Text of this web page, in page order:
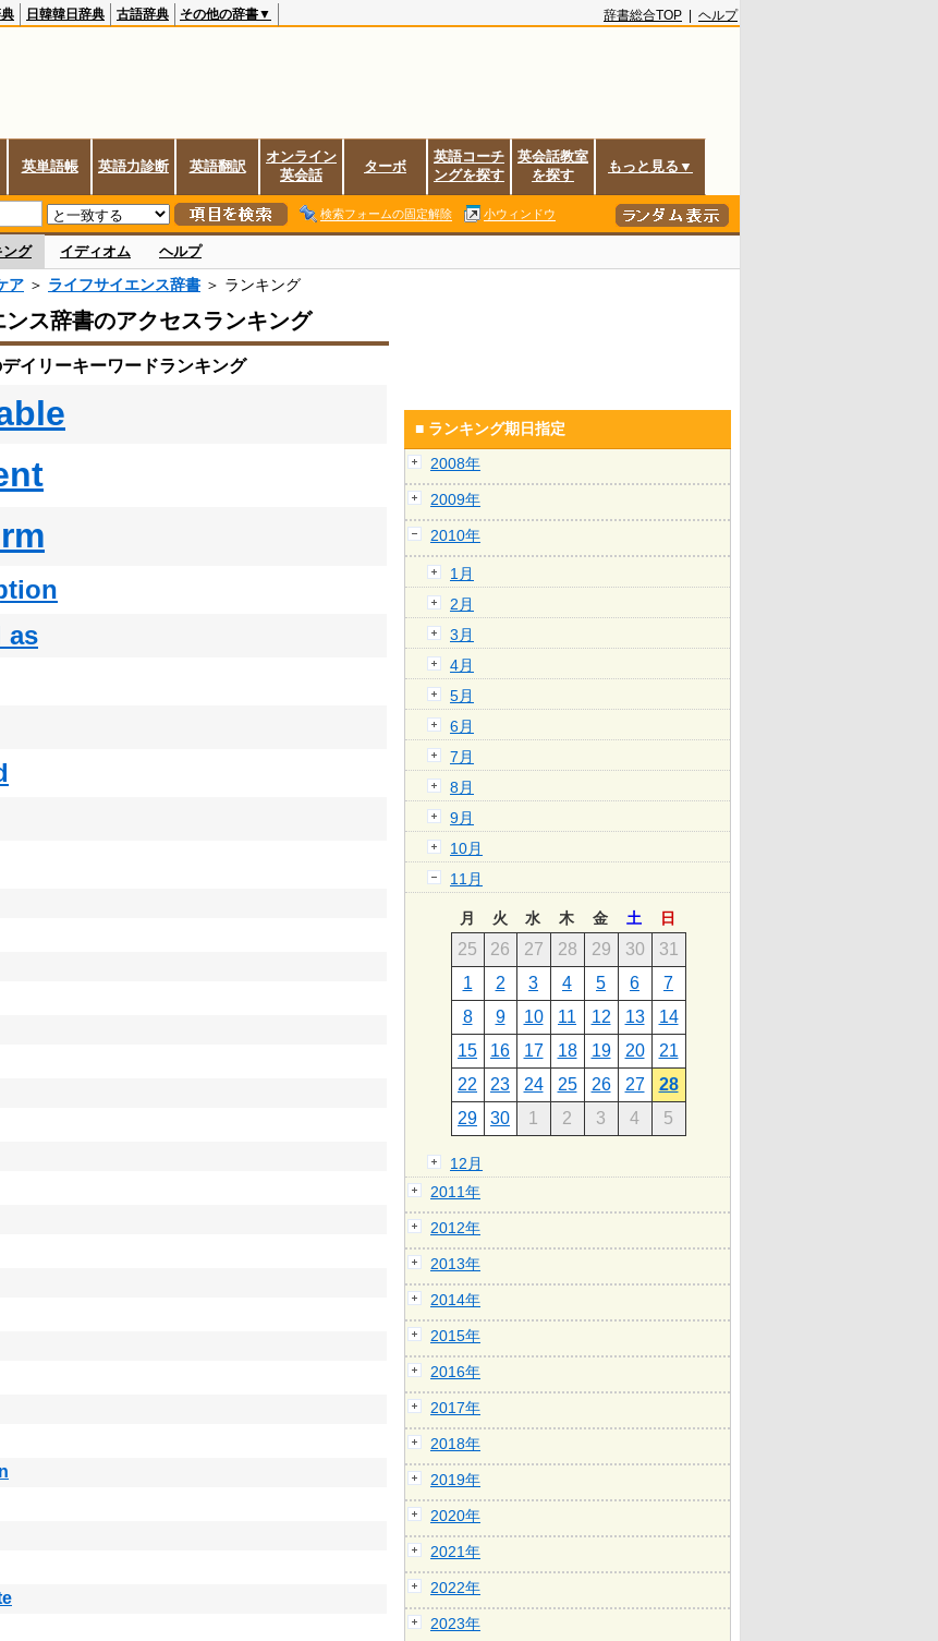
日韓韓日辞典 古語辞典 その他の辞書▼ 辞書総合TOP ヘルプ
英単語帳 英語力診断 英語翻訳
オンライン
英会話
ターボ
英語コーチ
ングを探す
英会話教室
を探す
もっと見る▼
検索フォームの固定解除 小ウィンドウ
ング イディオム ヘルプ
ア ＞ ライフサイエンス辞書 ＞ ランキング
ンス辞書のアクセスランキング
イリーキーワードランキング
as
■ ランキング期日指定
2008年
2009年
2010年
1月
2月
3月
4月
5月
6月
7月
8月
9月
10月
11月
月 火 水 木 金 土 日
25 26 27 28 29 30
31
1
2 3 4 5 6
7
8
9 10 11 12 13
14
15
16 17 18 19 20
21
22
23 24 25 26 27
28
29
30 1 2 3 4 5
12月
2011年
2012年
2013年
2014年
2015年
2016年
2017年
2018年
2019年
2020年
2021年
2022年
2023年